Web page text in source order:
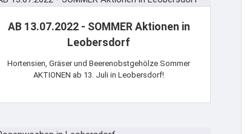
AB 13.07.2022 - SOMMER Aktionen in
Leobersdorf
Hortensien, Gräser und Beerenobstgehölze Sommer
AKTIONEN ab 13. Juli in Leobersdorf!